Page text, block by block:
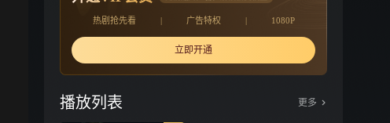
热剧抢先看 | 广告特权 | 1080P
立即开通
播放列表 更多